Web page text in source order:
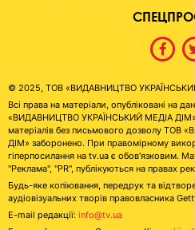
© 2025, ТОВ «ВИДАВНИЦТВО УКРАЇНСЬКИЙ
Всі права на матеріали, опубліковані на
«ВИДАВНИЦТВО УКРАЇНСЬКИЙ МЕДІА
матеріалів без письмового дозволу
ДІМ» заборонено. При правомірному
гіперпосилання на tv.ua є обов'язковим.
"Реклама", "PR", публікуються на правах
Будь-яке копіювання, передрук та
аудіовізуальних творів правовласника
E-mail редакції: info@tv.ua